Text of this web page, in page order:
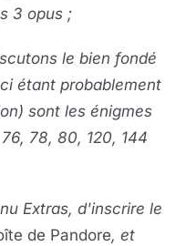
3 opus ;
le bien fondé
étant probablement
sont les énigmes
78, 80, 120, 144
Extras, d'inscrire le
de Pandore, et